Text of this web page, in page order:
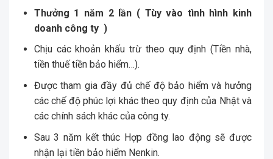
Thưởng 1 năm 2 lần ( Tùy vào tình hình kinh
doanh công ty )
Chịu các khoản khấu trừ theo quy định (Tiền nhà,
tiền thuế tiền bảo hiểm…).
Được tham gia đầy đủ chế độ bảo hiểm và hưởng
các chế độ phúc lợi khác theo quy định của Nhật và
các chính sách khác của công ty.
Sau 3 năm kết thúc Hợp đồng lao động sẽ được
nhận lại tiền bảo hiểm Nenkin.